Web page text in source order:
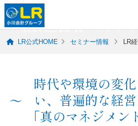
LR経営者マネジ
LR公式HOME セミナー情報 LR
時代や環境の変
い、 普遍的な経
「真のマネジメン